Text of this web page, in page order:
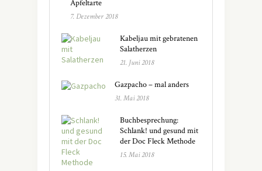
Apfeltarte
7. Dezember 2018
Kabeljau mit gebratenen
Salatherzen
21. Juni 2018
Gazpacho – mal anders
31. Mai 2018
Buchbesprechung:
Schlank! und gesund mit
der Doc Fleck Methode
15. Mai 2018